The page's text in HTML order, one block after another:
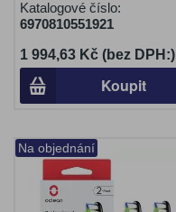
Katalogové číslo:
6970810551921
1 994,63 Kč (bez DPH:)
Koupit
Na objednání